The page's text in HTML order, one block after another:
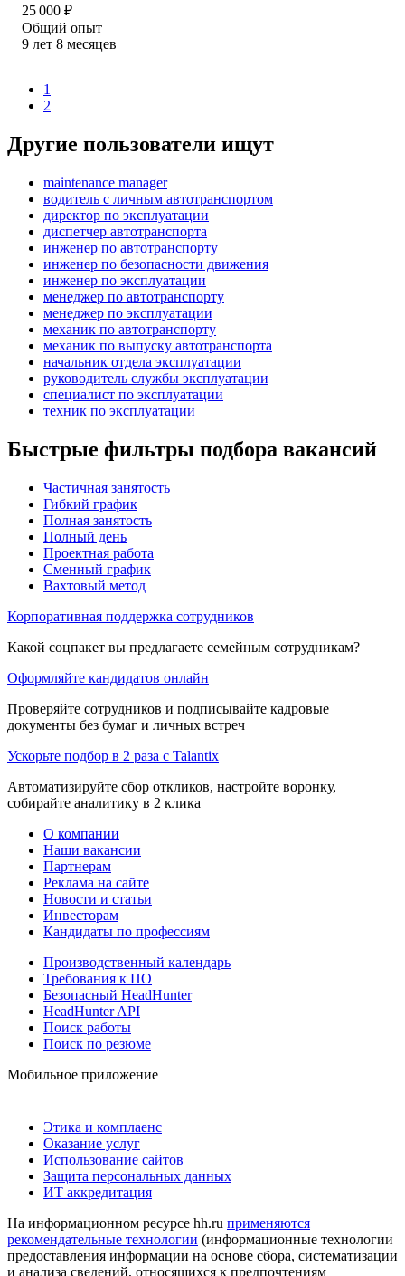
25 000 ₽
Общий опыт
9 лет 8 месяцев
1
2
Другие пользователи ищут
maintenance manager
водитель с личным автотранспортом
директор по эксплуатации
диспетчер автотранспорта
инженер по автотранспорту
инженер по безопасности движения
инженер по эксплуатации
менеджер по автотранспорту
менеджер по эксплуатации
механик по автотранспорту
механик по выпуску автотранспорта
начальник отдела эксплуатации
руководитель службы эксплуатации
специалист по эксплуатации
техник по эксплуатации
Быстрые фильтры подбора вакансий
Частичная занятость
Гибкий график
Полная занятость
Полный день
Проектная работа
Сменный график
Вахтовый метод
Корпоративная поддержка сотрудников
Какой соцпакет вы предлагаете семейным сотрудникам?
Оформляйте кандидатов онлайн
Проверяйте сотрудников и подписывайте кадровые
документы без бумаг и личных встреч
Ускорьте подбор в 2 раза с Talantix
Автоматизируйте сбор откликов, настройте воронку,
собирайте аналитику в 2 клика
О компании
Наши вакансии
Партнерам
Реклама на сайте
Новости и статьи
Инвесторам
Кандидаты по профессиям
Производственный календарь
Требования к ПО
Безопасный HeadHunter
HeadHunter API
Поиск работы
Поиск по резюме
Мобильное приложение
Этика и комплаенс
Оказание услуг
Использование сайтов
Защита персональных данных
ИТ аккредитация
На информационном ресурсе hh.ru применяются
рекомендательные технологии (информационные технологии
предоставления информации на основе сбора, систематизации
и анализа сведений, относящихся к предпочтениям